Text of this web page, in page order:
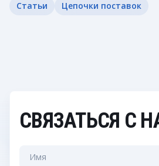
Статьи Цепочки поставок
СВЯЗАТЬСЯ С